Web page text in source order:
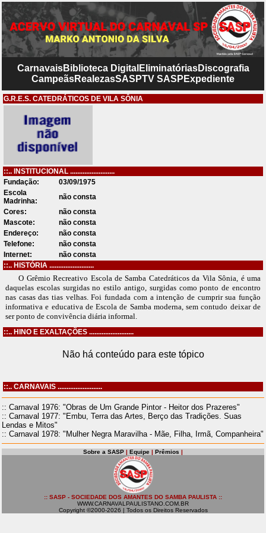
CarnavaisBiblioteca Digital EliminatóriasDiscografia
CampeãsRealezasSASPTV SASP Expediente
G.R.E.S. CATEDRÁTICOS DE VILA SÔNIA
::.. INSTITUCIONAL .........................
Fundação:
03/09/1975
Escola
Madrinha:
não consta
Cores:
não consta
Mascote:
não consta
Endereço:
não consta
Telefone:
não consta
Internet:
não consta
::.. HISTÓRIA .........................
O Grêmio Recreativo Escola de Samba Catedráticos da Vila Sônia, é uma
daquelas escolas surgidas no estilo antigo, surgidas como ponto de encontro
nas casas das tias velhas. Foi fundada com a intenção de cumprir sua função
informativa e educativa de Escola de Samba moderna, sem contudo deixar de
ser ponto de convivência diária informal.
::.. HINO E EXALTAÇÕES .........................
Não há conteúdo para este tópico
::.. CARNAVAIS .........................
:: Carnaval 1976: "Obras de Um Grande Pintor - Heitor dos Prazeres"
:: Carnaval 1977: "Embu, Terra das Artes, Berço das Tradições. Suas
Lendas e Mitos"
:: Carnaval 1978: "Mulher Negra Maravilha - Mãe, Filha, Irmã, Companheira"
Sobre a SASP | Equipe | Prêmios |
:: SASP - SOCIEDADE DOS AMANTES DO SAMBA PAULISTA ::
WWW.CARNAVALPAULISTANO.COM.BR
Copyright ©2000-2026 | Todos os Direitos Reservados